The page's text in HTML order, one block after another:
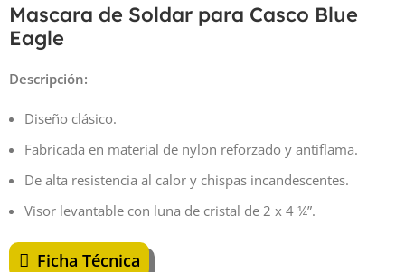
Mascara de Soldar para Casco Blue
Eagle
Descripción:
Diseño clásico.
Fabricada en material de nylon reforzado y antiflama.
De alta resistencia al calor y chispas incandescentes.
Visor levantable con luna de cristal de 2 x 4 ¼”.
Ficha Técnica